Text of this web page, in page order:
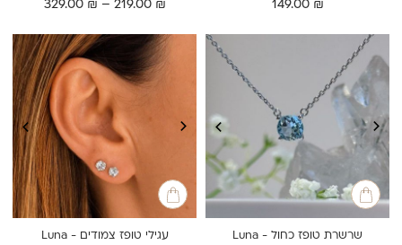
149.00 ₪
219.00 ₪
–
329.00 ₪
טווח
עד
⁦329.00 ₪⁩
שרשרת טופז כחול - Luna עגילי טופז צמודים - Luna